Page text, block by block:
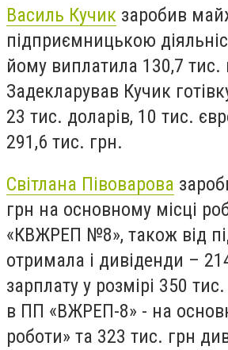
Василь Кучик заробив
підприємницькою
йому виплатила 130,7 тис.
Задекларував Кучик
23 тис. доларів, 10 тис.
291,6 тис. грн.
Світлана Півоварова
грн на основному місці
«КВЖРЕП №8», також від
отримала і дивіденди –
зарплату у розмірі 350
в ПП «ВЖРЕП-8» - на
роботи» та 323 тис. грн